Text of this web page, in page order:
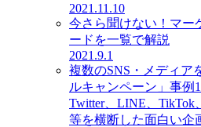
2021.11.10
今さら聞けない！マー
ードを一覧で解説
2021.9.1
複数のSNS・メディア
ルキャンペーン」事例
Twitter、LINE、TikTok
等を横断した面白い企